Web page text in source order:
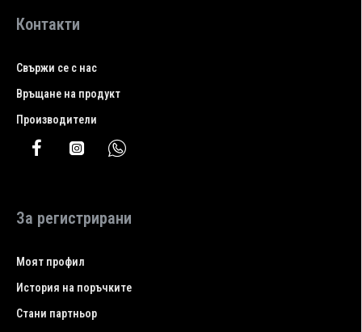
Контакти
Свържи се с нас
Връщане на продукт
Производители
За регистрирани
Моят профил
История на поръчките
Стани партньор